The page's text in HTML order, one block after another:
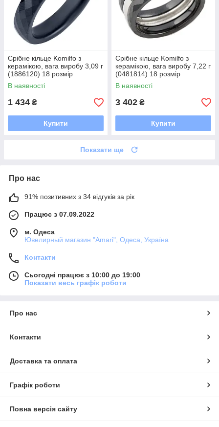
Срібне кільце Komilfo з
керамікою, вага виробу 3,09 г
(1886120) 18 розмір
В наявності
1 434 ₴
Купити
Срібне кільце Komilfo з
керамікою, вага виробу 7,22 г
(0481814) 18 розмір
В наявності
3 402 ₴
Купити
Показати ще
Про нас
91% позитивних з 34 відгуків за рік
Працює з 07.09.2022
м. Одеса
Ювелирный магазин "Amari", Одеса, Україна
Контакти
Сьогодні працює з 10:00 до 19:00
Показати весь графік роботи
Про нас
Контакти
Доставка та оплата
Графік роботи
Повна версія сайту